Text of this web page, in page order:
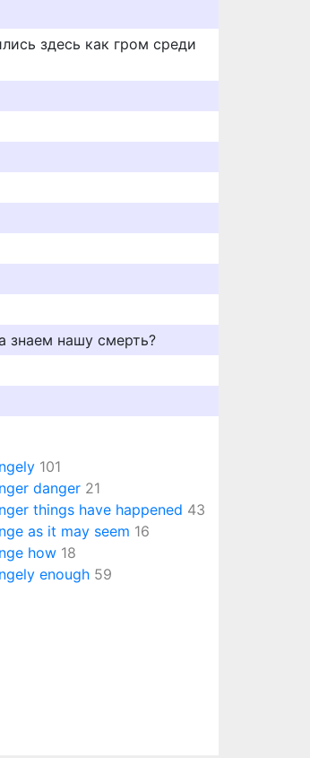
здесь как гром среди
знаем нашу смерть?
101
danger 21
things have happened 43
as it may seem 16
how 18
enough 59